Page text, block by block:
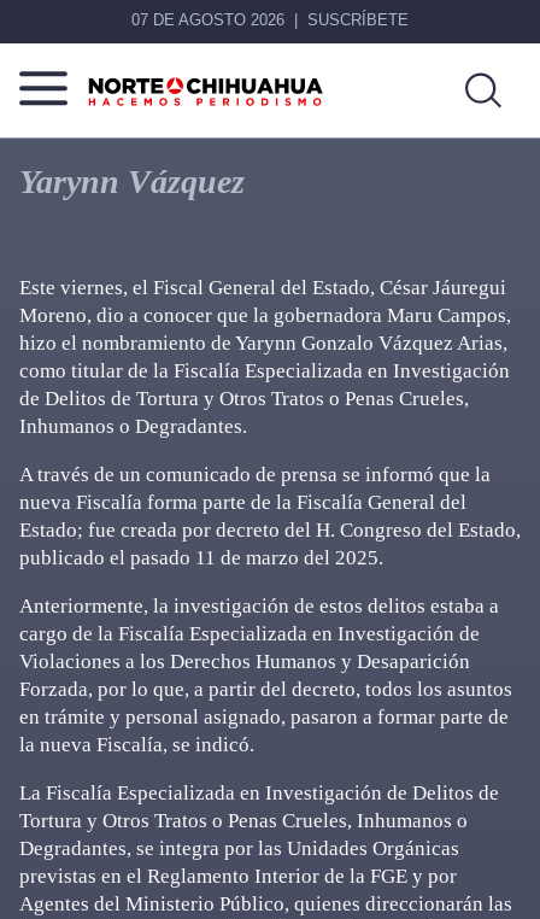
07 DE AGOSTO 2026 SUSCRÍBETE
Norte
Chihuahua
Más
que
noticias,
Yarynn Vázquez
Este viernes, el Fiscal General del Estado, César Jáuregui
Moreno, dio a conocer que la gobernadora Maru Campos,
hizo el nombramiento de Yarynn Gonzalo Vázquez Arias,
como titular de la Fiscalía Especializada en Investigación
de Delitos de Tortura y Otros Tratos o Penas Crueles,
Inhumanos o Degradantes.
A través de un comunicado de prensa se informó que la
nueva Fiscalía forma parte de la Fiscalía General del
Estado; fue creada por decreto del H. Congreso del Estado,
publicado el pasado 11 de marzo del 2025.
Anteriormente, la investigación de estos delitos estaba a
cargo de la Fiscalía Especializada en Investigación de
Violaciones a los Derechos Humanos y Desaparición
Forzada, por lo que, a partir del decreto, todos los asuntos
en trámite y personal asignado, pasaron a formar parte de
la nueva Fiscalía, se indicó.
La Fiscalía Especializada en Investigación de Delitos de
Tortura y Otros Tratos o Penas Crueles, Inhumanos o
Degradantes, se integra por las Unidades Orgánicas
previstas en el Reglamento Interior de la FGE y por
Agentes del Ministerio Público, quienes direccionarán las